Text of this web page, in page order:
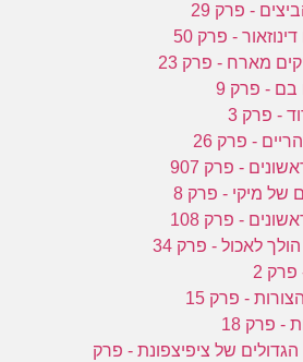
הגדולים של ציפיצפונת - פרק